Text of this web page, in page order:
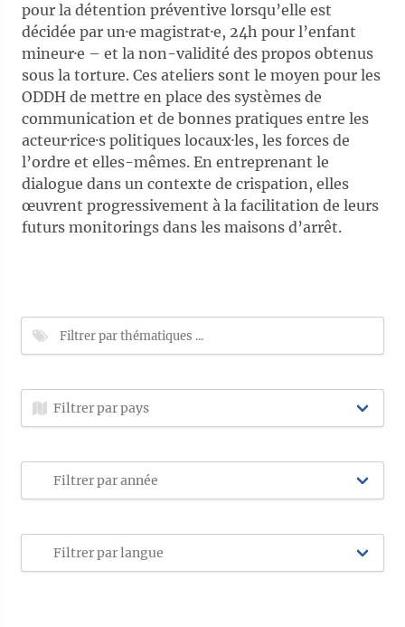
pour la détention préventive lorsqu’elle est
décidée par un·e magistrat·e, 24h pour l’enfant
mineur·e – et la non-validité des propos obtenus
sous la torture. Ces ateliers sont le moyen pour les
ODDH de mettre en place des systèmes de
communication et de bonnes pratiques entre les
acteur·rice·s politiques locaux·les, les forces de
l’ordre et elles-mêmes. En entreprenant le
dialogue dans un contexte de crispation, elles
œuvrent progressivement à la facilitation de leurs
futurs monitorings dans les maisons d’arrêt.